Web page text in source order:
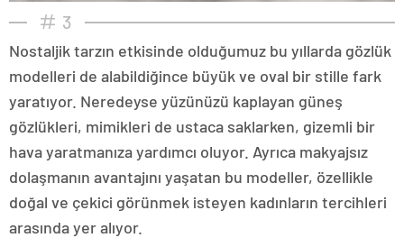
3
Nostaljik tarzın etkisinde olduğumuz bu yıllarda gözlük
modelleri de alabildiğince büyük ve oval bir stille fark
yaratıyor. Neredeyse yüzünüzü kaplayan güneş
gözlükleri, mimikleri de ustaca saklarken, gizemli bir
hava yaratmanıza yardımcı oluyor. Ayrıca makyajsız
dolaşmanın avantajını yaşatan bu modeller, özellikle
doğal ve çekici görünmek isteyen kadınların tercihleri
arasında yer alıyor.